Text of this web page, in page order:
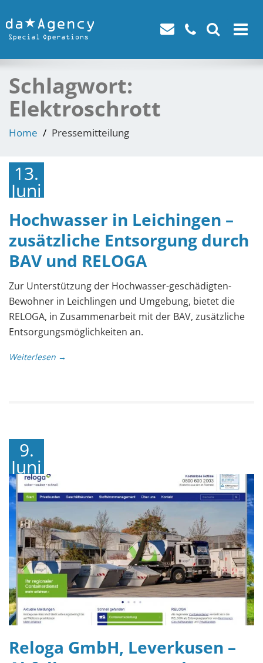
Toggle
Schlagwort:
Elektroschrott
Home Pressemitteilung
13.
Juni
2018
Hochwasser in Leichingen –
zusätzliche Entsorgung durch
BAV und RELOGA
Zur Unterstützung der Hochwasser-geschädigten-
Bewohner in Leichlingen und Umgebung, bietet die
RELOGA, in Zusammenarbeit mit der BAV, zusätzliche
Entsorgungsmöglichkeiten an.
Weiterlesen →
9.
Juni
2016
Reloga GmbH, Leverkusen –